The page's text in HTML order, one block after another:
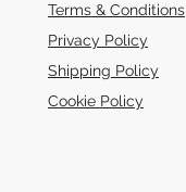
Terms & Conditions
Privacy Policy
Shipping Policy
Cookie Policy